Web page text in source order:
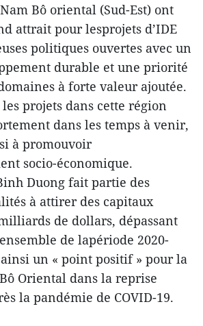
Bô oriental (Sud-Est) ont
attrait pour lesprojets d’IDE
politiques ouvertes avec un
durable et une priorité
à forte valeur ajoutée.
projets dans cette région
dans les temps à venir,
à promouvoir
socio-économique.
Duong fait partie des
à attirer des capitaux
de dollars, dépassant
de lapériode 2020-
un « point positif » pour la
Oriental dans la reprise
la pandémie de COVID-19.